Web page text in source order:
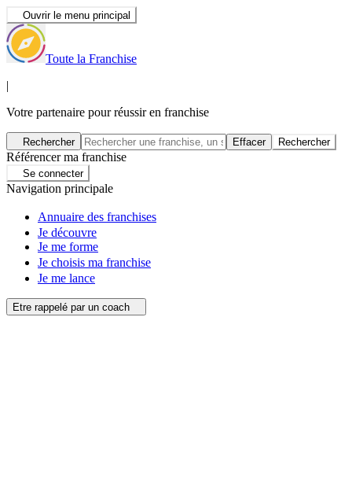
Ouvrir le menu principal
Toute la Franchise
|
Votre partenaire pour réussir en franchise
Rechercher Effacer Rechercher
Référencer ma franchise
Se connecter
Navigation principale
Annuaire des franchises
Je découvre
Je me forme
Je choisis ma franchise
Je me lance
Etre rappelé par un coach